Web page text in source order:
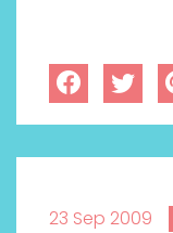
23 Sep 2009